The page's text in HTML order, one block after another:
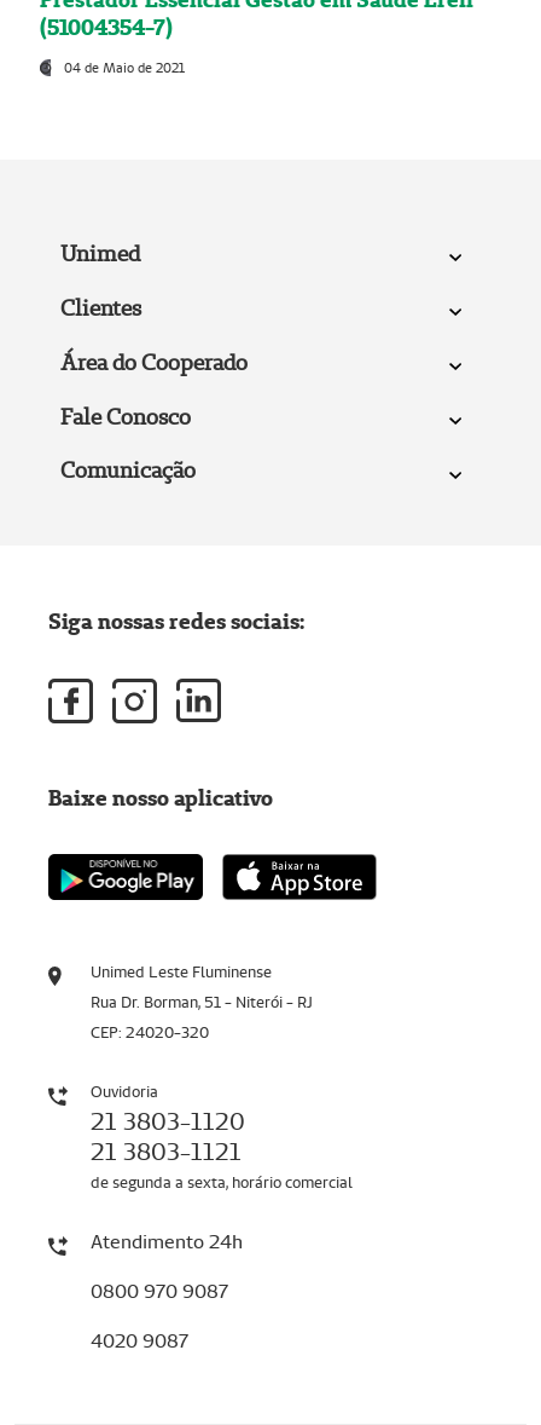
(51004354-7)
04 de Maio de 2021
Unimed
Clientes
Área do Cooperado
Fale Conosco
Comunicação
Unimed Leste Fluminense
Rua Dr. Borman, 51 - Niterói - RJ
CEP: 24020-320
Ouvidoria
21 3803-1120
21 3803-1121
de segunda a sexta, horário comercial
Atendimento 24h
0800 970 9087
4020 9087
Siga nossas redes sociais:
Baixe nosso aplicativo